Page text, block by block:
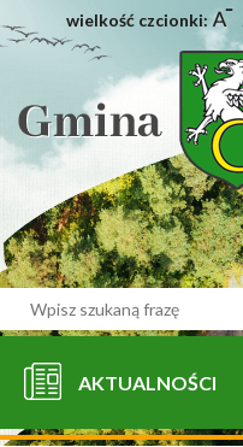
wielkość czcionki:
AKTUALNOŚCI
[interaktywna-mapa]